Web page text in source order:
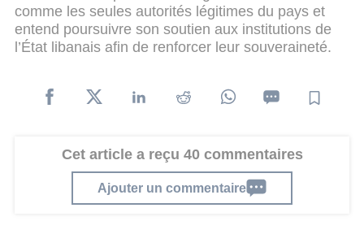
comme les seules autorités légitimes du pays et
entend poursuivre son soutien aux institutions de
l’État libanais afin de renforcer leur souveraineté.
Cet article a reçu 40 commentaires
Ajouter un commentaire